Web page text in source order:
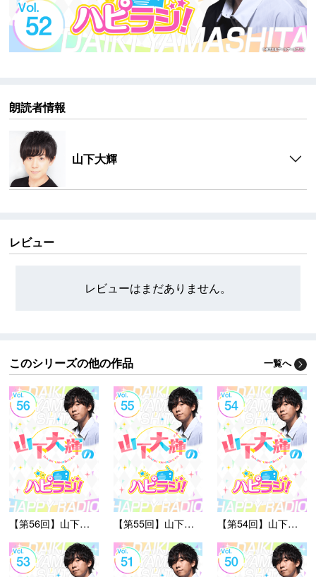
▼『ハピラジ！』とは
ハピラジ！は2013年から放送している声優＆アイドル
のラジオ番組。
になることを勝手に推奨してます。
締め切りなどの情報はハピラジ公式「X」にてご案内を
させて頂いております。
https://x.com/rrjradio
朗読者情報
山下大輝
レビュー
レビューはまだありません。
このシリーズの他の作品 一覧へ
【第56回】山下大輝の... 【第55回】山下大輝の... 【第54回】山下大輝の...